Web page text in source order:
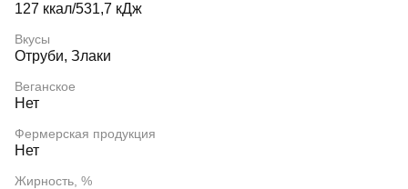
127 ккал/531,7 кДж
Вкусы
Отруби, Злаки
Веганское
Нет
Фермерская продукция
Нет
Жирность, %